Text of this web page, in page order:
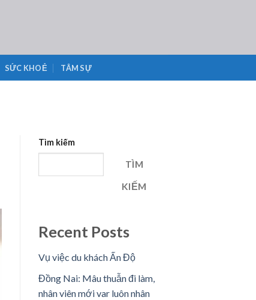
SỨC KHOẺ TÂM SỰ
Tìm kiếm
TÌM
KIẾM
Recent Posts
Vụ việc du khách Ấn Độ
Đồng Nai: Mâu thuẫn đi làm,
nhân viên mới var luôn nhân